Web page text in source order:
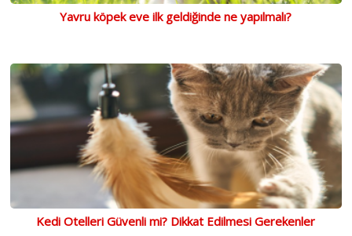
Yavru köpek eve ilk geldiğinde ne yapılmalı?
Kedi Otelleri Güvenli mi? Dikkat Edilmesi Gerekenler